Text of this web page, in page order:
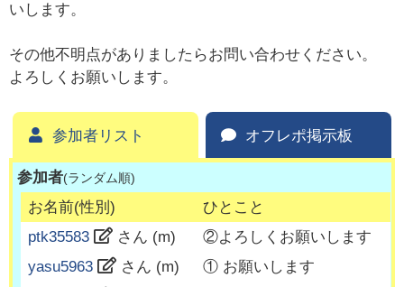
いします。
その他不明点がありましたらお問い合わせください。
よろしくお願いします。
参加者リスト オフレポ掲示板
参加者(ランダム順)
お名前(性別)
ひとこと
ptk35583
さん (m)
②よろしくお願いします
yasu5963
さん (m)
① お願いします